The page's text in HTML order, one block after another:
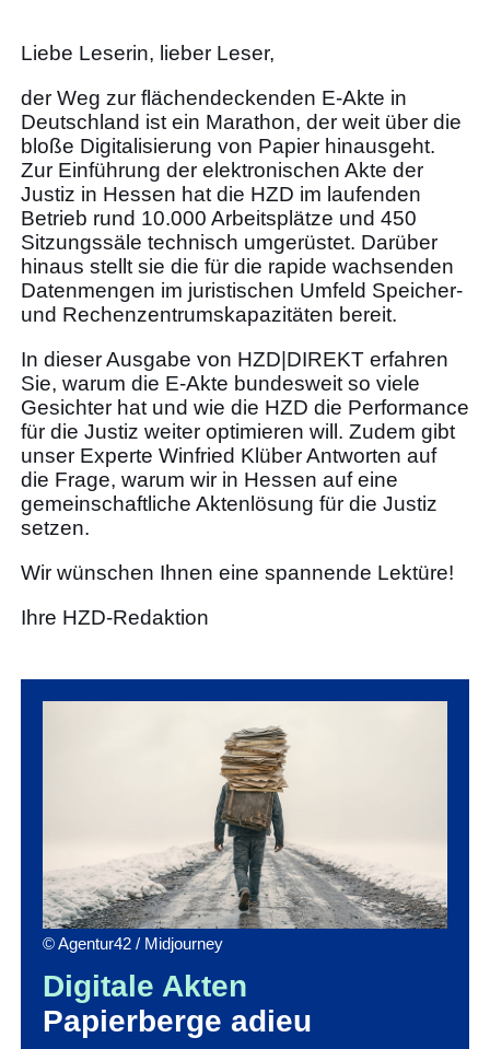
Liebe Leserin, lieber Leser,
der Weg zur flächendeckenden E-Akte in
Deutschland ist ein Marathon, der weit über die
bloße Digitalisierung von Papier hinausgeht.
Zur Einführung der elektronischen Akte der
Justiz in Hessen hat die HZD im laufenden
Betrieb rund 10.000 Arbeitsplätze und 450
Sitzungssäle technisch umgerüstet. Darüber
hinaus stellt sie die für die rapide wachsenden
Datenmengen im juristischen Umfeld Speicher-
und Rechenzentrumskapazitäten bereit.
In dieser Ausgabe von HZD|DIREKT erfahren
Sie, warum die E-Akte bundesweit so viele
Gesichter hat und wie die HZD die Performance
für die Justiz weiter optimieren will. Zudem gibt
unser Experte Winfried Klüber Antworten auf
die Frage, warum wir in Hessen auf eine
gemeinschaftliche Aktenlösung für die Justiz
setzen.
Wir wünschen Ihnen eine spannende Lektüre!
Ihre HZD-Redaktion
© Agentur42 / Midjourney
Digitale Akten
Papierberge adieu